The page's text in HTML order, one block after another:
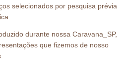
selecionados por pesquisa prévia
durante nossa Caravana_SP,
que fizemos de nosso